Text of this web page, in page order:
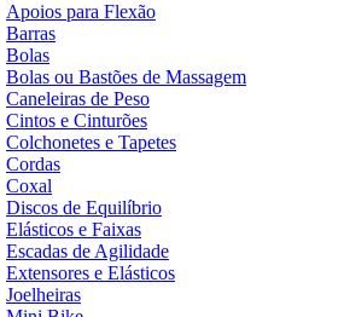
Apoios para Flexão
Barras
Bolas
Bolas ou Bastões de Massagem
Caneleiras de Peso
Cintos e Cinturões
Colchonetes e Tapetes
Cordas
Coxal
Discos de Equilíbrio
Elásticos e Faixas
Escadas de Agilidade
Extensores e Elásticos
Joelheiras